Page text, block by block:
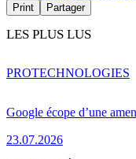
Print Partager
LES PLUS LUS
Google écope d’une
23.07.2026
PROTECHNOLOGIES